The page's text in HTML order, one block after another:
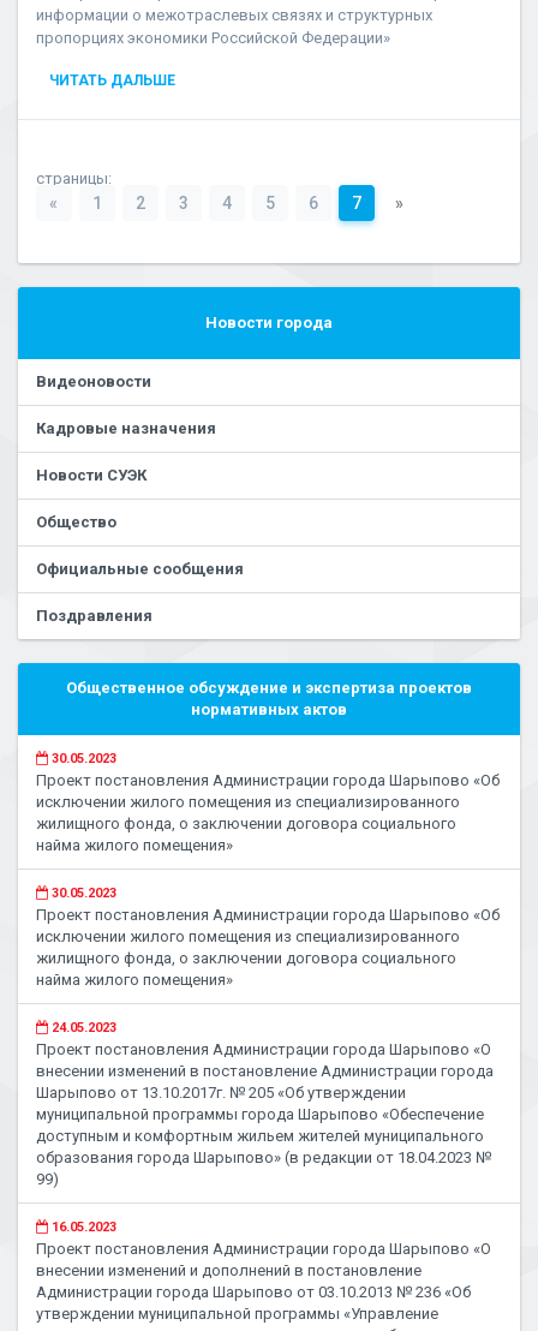
информации о межотраслевых связях и структурных
пропорциях экономики Российской Федерации»
ЧИТАТЬ ДАЛЬШЕ
страницы:
« 1 2 3 4 5 6 7 »
Новости города
Видеоновости
Кадровые назначения
Новости СУЭК
Общество
Официальные сообщения
Поздравления
Общественное обсуждение и экспертиза проектов
нормативных актов
30.05.2023
Проект постановления Администрации города Шарыпово «Об
исключении жилого помещения из специализированного
жилищного фонда, о заключении договора социального
найма жилого помещения»
30.05.2023
Проект постановления Администрации города Шарыпово «Об
исключении жилого помещения из специализированного
жилищного фонда, о заключении договора социального
найма жилого помещения»
24.05.2023
Проект постановления Администрации города Шарыпово «О
внесении изменений в постановление Администрации города
Шарыпово от 13.10.2017г. № 205 «Об утверждении
муниципальной программы города Шарыпово «Обеспечение
доступным и комфортным жильем жителей муниципального
образования города Шарыпово» (в редакции от 18.04.2023 №
99)
16.05.2023
Проект постановления Администрации города Шарыпово «О
внесении изменений и дополнений в постановление
Администрации города Шарыпово от 03.10.2013 № 236 «Об
утверждении муниципальной программы «Управление